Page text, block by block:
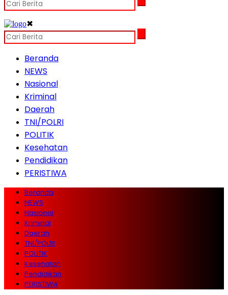
✖
Beranda
NEWS
Nasional
Kriminal
Daerah
TNI/POLRI
POLITIK
Kesehatan
Pendidikan
PERISTIWA
Beranda
NEWS
Nasional
Kriminal
Daerah
TNI/POLRI
POLITIK
Kesehatan
Pendidikan
PERISTIWA